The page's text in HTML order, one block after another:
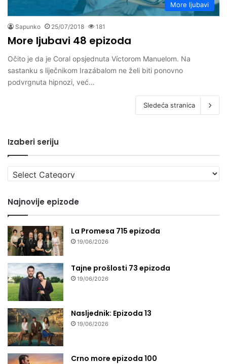
More ljubavi
Sapunko 25/07/2018 181
More ljubavi 48 epizoda
Očito je da je Coral opsjednuta Víctorom Manuelom. Na
sastanku s liječnikom Irazábalom ne želi biti ponovno
podvrgnuta hipnozi, već…
Sledeća stranica
Izaberi seriju
Izaberi
seriju
Najnovije epizode
La Promesa 715 epizoda
19/06/2026
Tajne prošlosti 73 epizoda
19/06/2026
Nasljednik: Epizoda 13
19/06/2026
Crno more epizoda 100